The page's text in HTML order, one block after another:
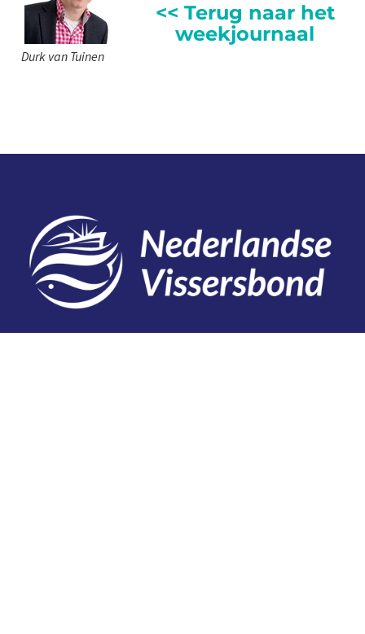
Durk van Tuinen
<< Terug naar het
weekjournaal